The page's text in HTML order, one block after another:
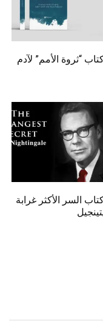
“ثروة الأمم” لآدم
السر الأكثر غرابة